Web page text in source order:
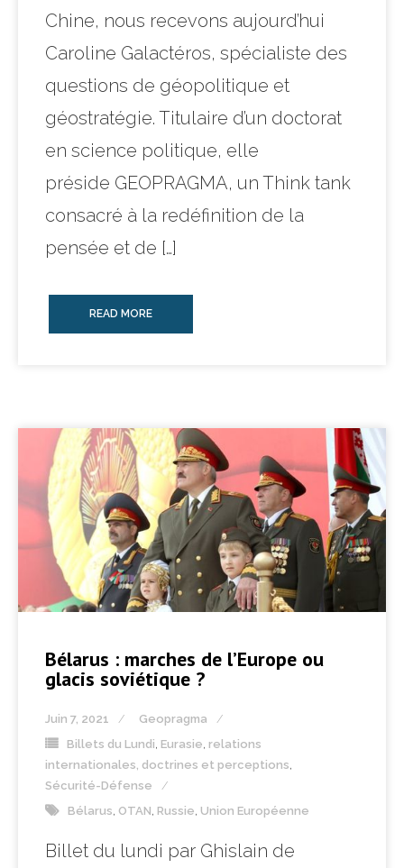
Chine, nous recevons aujourd’hui
Caroline Galactéros, spécialiste des
questions de géopolitique et
géostratégie. Titulaire d’un doctorat
en science politique, elle
préside GEOPRAGMA, un Think tank
consacré à la redéfinition de la
pensée et de […]
READ MORE
Bélarus : marches de l’Europe ou
glacis soviétique ?
Juin 7, 2021
Geopragma
Billets du Lundi Eurasie relations
internationales, doctrines et perceptions
Sécurité-Défense
Bélarus OTAN Russie Union Européenne
Billet du lundi par Ghislain de